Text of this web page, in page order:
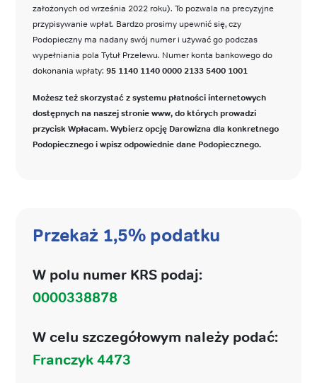
założonych od września 2022 roku). To pozwala na precyzyjne
przypisywanie wpłat. Bardzo prosimy upewnić się, czy
Podopieczny ma nadany swój numer i używać go podczas
wypełniania pola Tytuł Przelewu. Numer konta bankowego do
dokonania wpłaty: 95 1140 1140 0000 2133 5400 1001
Możesz też skorzystać z systemu płatności internetowych
dostępnych na naszej stronie www, do których prowadzi
przycisk Wpłacam. Wybierz opcję Darowizna dla konkretnego
Podopiecznego i wpisz odpowiednie dane Podopiecznego.
Przekaż 1,5% podatku
W polu numer KRS podaj:
0000338878
W celu szczegółowym należy podać:
Franczyk 4473